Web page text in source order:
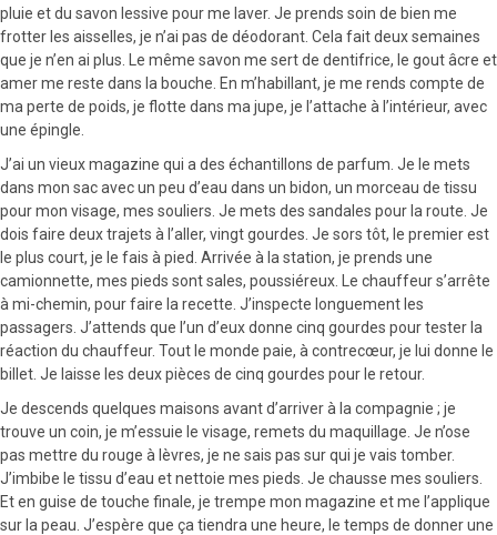
pluie et du savon lessive pour me laver. Je prends soin de bien me
frotter les aisselles, je n’ai pas de déodorant. Cela fait deux semaines
que je n’en ai plus. Le même savon me sert de dentifrice, le gout âcre et
amer me reste dans la bouche. En m’habillant, je me rends compte de
ma perte de poids, je flotte dans ma jupe, je l’attache à l’intérieur, avec
une épingle.
J’ai un vieux magazine qui a des échantillons de parfum. Je le mets
dans mon sac avec un peu d’eau dans un bidon, un morceau de tissu
pour mon visage, mes souliers. Je mets des sandales pour la route. Je
dois faire deux trajets à l’aller, vingt gourdes. Je sors tôt, le premier est
le plus court, je le fais à pied. Arrivée à la station, je prends une
camionnette, mes pieds sont sales, poussiéreux. Le chauffeur s’arrête
à mi-chemin, pour faire la recette. J’inspecte longuement les
passagers. J’attends que l’un d’eux donne cinq gourdes pour tester la
réaction du chauffeur. Tout le monde paie, à contrecœur, je lui donne le
billet. Je laisse les deux pièces de cinq gourdes pour le retour.
Je descends quelques maisons avant d’arriver à la compagnie ; je
trouve un coin, je m’essuie le visage, remets du maquillage. Je n’ose
pas mettre du rouge à lèvres, je ne sais pas sur qui je vais tomber.
J’imbibe le tissu d’eau et nettoie mes pieds. Je chausse mes souliers.
Et en guise de touche finale, je trempe mon magazine et me l’applique
sur la peau. J’espère que ça tiendra une heure, le temps de donner une